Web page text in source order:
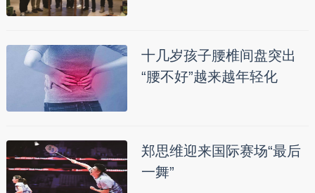
十几岁孩子腰椎间盘突出
“腰不好”越来越年轻化
郑思维迎来国际赛场“最后
一舞”